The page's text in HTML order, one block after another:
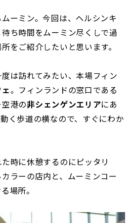
ーミン。今回は、ヘルシンキ
ち時間をムーミン尽くしで過
をご紹介したいと思います。
は訪れてみたい、本場フィン
。フィンランドの窓口である
港の非シェンゲンエリアにあ
く歩道の横なので、すぐにわか
時に休憩するのにピッタリ
ラーの店内と、ムーミンコー
場所。